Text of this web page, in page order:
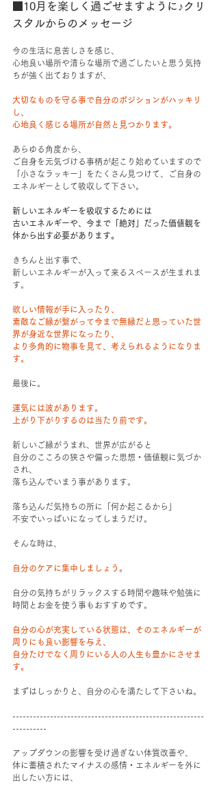
■10月を楽しく過ごせますように♪クリ
スタルからのメッセージ
今の生活に息苦しさを感じ、
心地良い場所や清らな場所で過ごしたいと思う気持
ちが強く出ておりますが、
大切なものを守る事で自分のポジションがハッキリ
し、
心地良く感じる場所が自然と見つかります。
あらゆる角度から、
ご自身を元気づける事柄が起こり始めていますので
「小さなラッキー」をたくさん見つけて、ご自身の
エネルギーとして吸収して下さい。
新しいエネルギーを吸収するためには
古いエネルギーや、今まで「絶対」だった価値観を
体から出す必要があります。
きちんと出す事で、
新しいエネルギーが入って来るスペースが生まれま
す。
欲しい情報が手に入ったり、
素敵なご縁が繋がって今まで無縁だと思っていた世
界が身近な世界になったり、
より多角的に物事を見て、考えられるようになりま
す。
最後に。
運気には波があります。
上がり下がりするのは当たり前です。
新しいご縁がうまれ、世界が広がると
自分のこころの狭さや偏った思想・価値観に気づか
され、
落ち込んでいまう事があります。
落ち込んだ気持ちの所に「何か起こるから」
不安でいっぱいになってしまうだけ。
そんな時は、
自分のケアに集中しましょう。
自分の気持ちがリラックスする時間や趣味や勉強に
時間とお金を使う事もおすすめです。
自分の心が充実している状態は、そのエネルギーが
周りにも良い影響を与え、
自分たけでなく周りにいる人の人生も豊かにさせま
す。
まずはしっかりと、自分の心を満たして下さいね。
--------------------------------------------------------
----------
アップダウンの影響を受け過ぎない体質改善や、
体に蓄積されたマイナスの感情・エネルギーを外に
出したい方には、